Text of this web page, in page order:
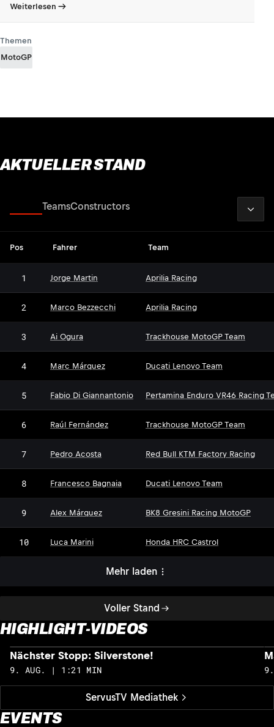
Weiterlesen
Themen
MotoGP
AKTUELLER STAND
Voller Stand
TeamsConstructors
Pos Fahrer Team
1 Jorge Martin Aprilia Racing
2 Marco Bezzecchi Aprilia Racing
3 Ai Ogura Trackhouse MotoGP Team
4 Marc Márquez Ducati Lenovo Team
5 Fabio Di Giannantonio Pertamina Enduro VR46 Racing
6 Raúl Fernández Trackhouse MotoGP Team
7 Pedro Acosta Red Bull KTM Factory Racing
8 Francesco Bagnaia Ducati Lenovo Team
9 Alex Márquez BK8 Gresini Racing MotoGP
10 Luca Marini Honda HRC Castrol
Mehr laden
HIGHLIGHT-VIDEOS
ServusTV Mediathek
Nächster Stopp: Silverstone!
9. AUG. | 1:21 MIN
EVENTS